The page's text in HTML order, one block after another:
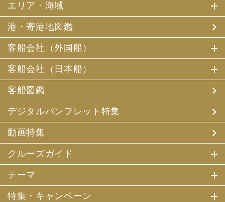
エリア・海域
港・寄港地図鑑
客船会社（外国船）
客船会社（日本船）
客船図鑑
デジタルパンフレット特集
動画特集
クルーズガイド
テーマ
特集・キャンペーン